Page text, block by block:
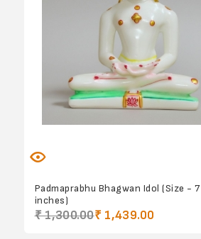
Padmaprabhu Bhagwan Idol (Size - 7
inches)
₹ 1,300.00₹ 1,439.00